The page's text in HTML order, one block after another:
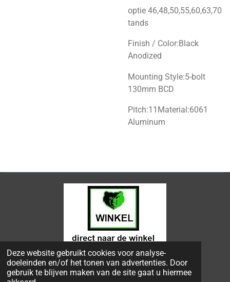
Deze website gebruikt cookies voor analyse-
doeleinden en/of het tonen van advertenties. Door
gebruik te blijven maken van de site gaat u hiermee
optie 46,48,50,55,60,63,70
tands
Finish / Color:Black
Anodized
Mounting Style:5-bolt
130mm BCD
Pitch:11Material:6061
Aluminum
© 2024 - 2026 Bongers Apeldoorn
Powered byJouwWeb